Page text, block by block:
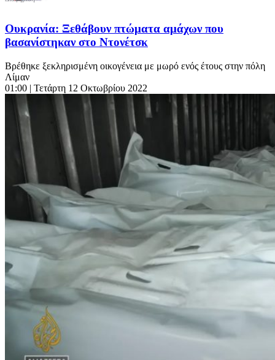
Ουκρανία: Ξεθάβουν πτώματα αμάχων που
βασανίστηκαν στο Ντονέτσκ
Βρέθηκε ξεκληρισμένη οικογένεια με μωρό ενός έτους στην πόλη
Λίμαν
01:00 | Τετάρτη 12 Οκτωβρίου 2022